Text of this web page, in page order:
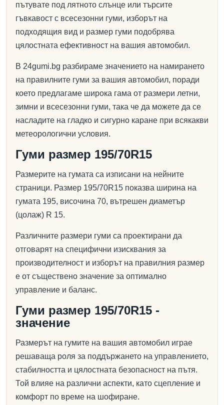
пътувате под лятното слънце или търсите
гъвкавост с всесезонни гуми, изборът на
подходящия вид и размер гуми подобрява
цялостната ефективност на вашия автомобил.
В 24gumi.bg разбираме значението на намирането
на правилните гуми за вашия автомобил, поради
което предлагаме широка гама от размери летни,
зимни и всесезонни гуми, така че да можете да се
насладите на гладко и сигурно каране при всякакви
метеорологични условия.
Гуми размер 195/70R15
Размерите на гумата са изписани на нейните
страници. Размер 195/70R15 показва ширина на
гумата 195, височина 70, вътрешен диаметър
(цолаж) R 15.
Различните размери гуми са проектирани да
отговарят на специфични изисквания за
производителност и изборът на правилния размер
е от съществено значение за оптимално
управление и баланс.
Гуми размер 195/70R15 -
значение
Размерът на гумите на вашия автомобил играе
решаваща роля за поддържането на управлението,
стабилността и цялостната безопасност на пътя.
Той влияе на различни аспекти, като сцепление и
комфорт по време на шофиране.